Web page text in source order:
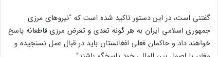
گفتنی است، در این دستور تاکید شده است که “نیروهای مرزی
جمهوری اسلامی ایران به هر گونه تعدی و تعرض مرزی قاطعانه پاسخ
خواهند داد و حاکمان فعلی افغانستان باید در قبال عمل نسنجیده و